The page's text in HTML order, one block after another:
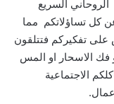
السريع
كل تساؤلاتكم مما
تفكيركم فتتلقون
فك الاسحار او المس
الاجتماعية